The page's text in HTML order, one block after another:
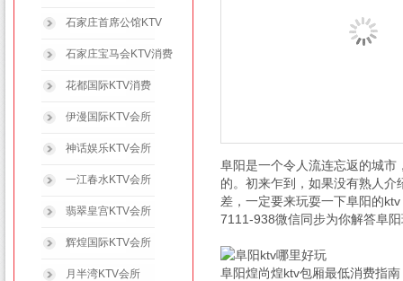
石家庄首席公馆KTV
石家庄宝马会KTV消费
花都国际KTV消费
伊漫国际KTV会所
神话娱乐KTV会所
一江春水KTV会所
翡翠皇宫KTV会所
辉煌国际KTV会所
月半湾KTV会所
阜阳是一个令人流连忘返的城
的。初来乍到，如果没有熟人
差，一定要来玩耍一下阜阳的
7111-938微信同步为你解答阜
阜阳煌尚煌ktv包厢最低消费指南